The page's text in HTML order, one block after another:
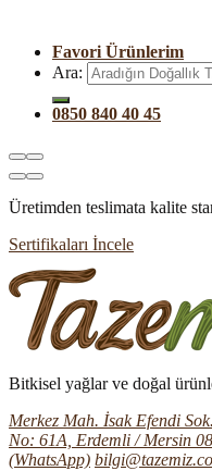
Favori Ürünlerim
Ara:
0850 840 40 45
Üretimden teslimata kalite
Sertifikaları İncele
Bitkisel yağlar ve doğal
Merkez Mah. İsak Efendi Sok.
No: 61A, Erdemli / Mersin
(WhatsApp)